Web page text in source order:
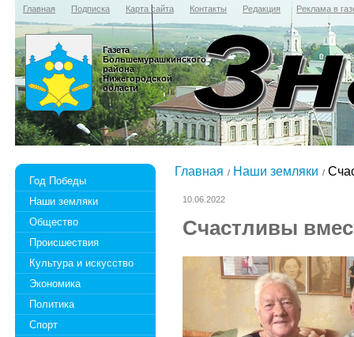
Главная Подписка Карта сайта Контакты Редакция Реклама в
Газета
Большемурашкинского
района
Нижегородской
области
Год Победы
Наши земляки
Общество
Происшествия
Культура и искусство
Экономика
Политика
Спорт
Главная Наши земляки
10.06.2022
Счастливы